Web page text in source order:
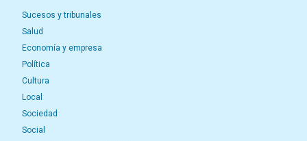
Sucesos y tribunales
Salud
Economía y empresa
Política
Cultura
Local
Sociedad
Social